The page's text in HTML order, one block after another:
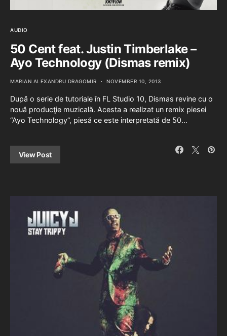
AUDIO
50 Cent feat. Justin Timberlake –
Ayo Technology (Dismas remix)
MARIAN ALEXANDRU DRAGOMIR NOVEMBER 10, 2013
După o serie de tutoriale în FL Studio 10, Dismas revine cu o
nouă producţie muzicală. Acesta a realizat un remix piesei
“Ayo Technology“, piesă ce este interpretată de 50…
View Post